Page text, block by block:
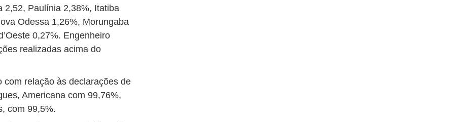
2,52, Paulínia 2,38%, Itatiba
Odessa 1,26%, Morungaba
0,27%. Engenheiro
realizadas acima do
com relação às declarações de
Americana com 99,76%,
com 99,5%.